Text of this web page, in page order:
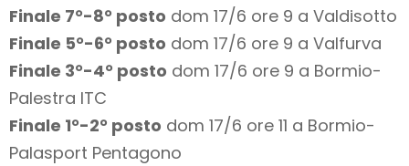
Finale 7°-8° posto dom 17/6 ore 9 a Valdisotto
Finale 5°-6° posto dom 17/6 ore 9 a Valfurva
Finale 3°-4° posto dom 17/6 ore 9 a Bormio-
Palestra ITC
Finale 1°-2° posto dom 17/6 ore 11 a Bormio-
Palasport Pentagono